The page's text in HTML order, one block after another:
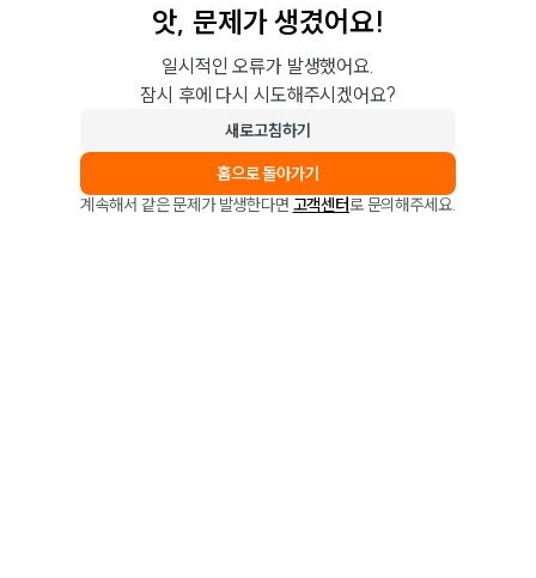
앗, 문제가 생겼어요!
일시적인 오류가 발생했어요.
잠시 후에 다시 시도해주시겠어요?
새로고침하기
홈으로 돌아가기
계속해서 같은 문제가 발생한다면 고객센터로 문의해주세요.